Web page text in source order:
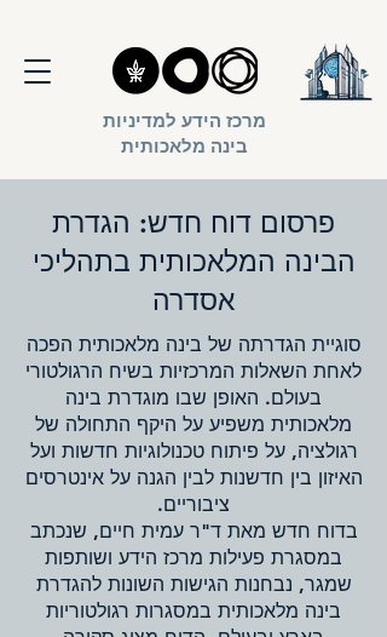
מרכז הידע למדיניות
בינה מלאכותית
פרסום דוח חדש: הגדרת
הבינה המלאכותית בתהליכי
אסדרה
סוגיית הגדרתה של בינה מלאכותית הפכה
לאחת השאלות המרכזיות בשיח הרגולטורי
בעולם. האופן שבו מוגדרת בינה
מלאכותית משפיע על היקף התחולה של
רגולציה, על פיתוח טכנולוגיות חדשות ועל
האיזון בין חדשנות לבין הגנה על אינטרסים
ציבוריים.
בדוח חדש מאת ד"ר עמית חיים, שנכתב
במסגרת פעילות מרכז הידע ושותפות
שמגר, נבחנות הגישות השונות להגדרת
בינה מלאכותית במסגרות רגולטוריות